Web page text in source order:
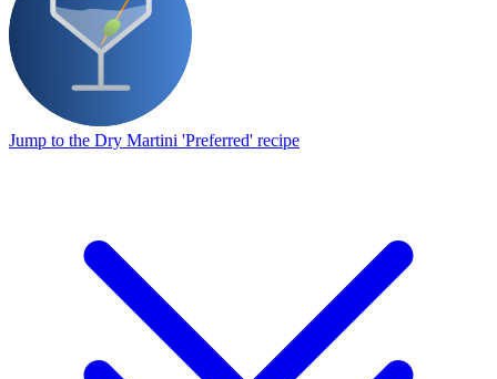
Jump to the Dry Martini 'Preferred' recipe